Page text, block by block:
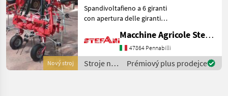
Nový stroj
Spandivoltafieno a 6 giranti
con apertura delle giranti
punto idraulico con
ammortizzatore idraulico
Ruote ballon 6/650/6 6 aste
per rotore a
Macchine Agricole Stefani Luciano
47864 Pennabilli
Stroje na
zber
Prémiový plus prodejce